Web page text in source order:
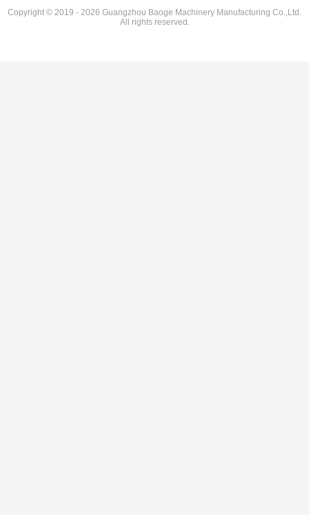
Copyright © 2019 - 2026 Guangzhou Baoge Machinery Manufacturing Co.,Ltd.
All rights reserved.